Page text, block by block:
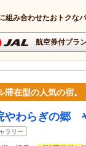
組み合わせたおトクな
航空券付プラ
在型の人気の宿。
やわらぎの郷
ラリー